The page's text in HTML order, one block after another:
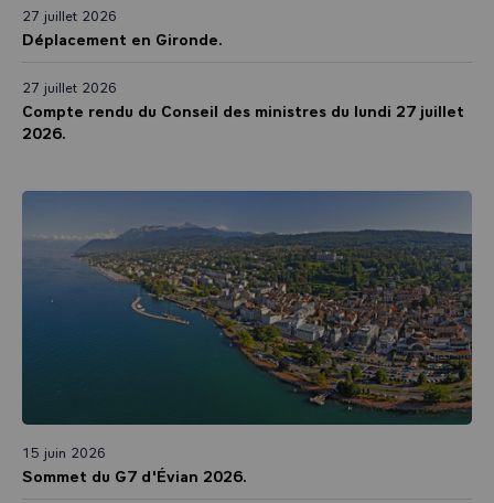
27 juillet 2026
Déplacement en Gironde.
27 juillet 2026
Compte rendu du Conseil des ministres du lundi 27 juillet
2026.
15 juin 2026
Sommet du G7 d'Évian 2026.